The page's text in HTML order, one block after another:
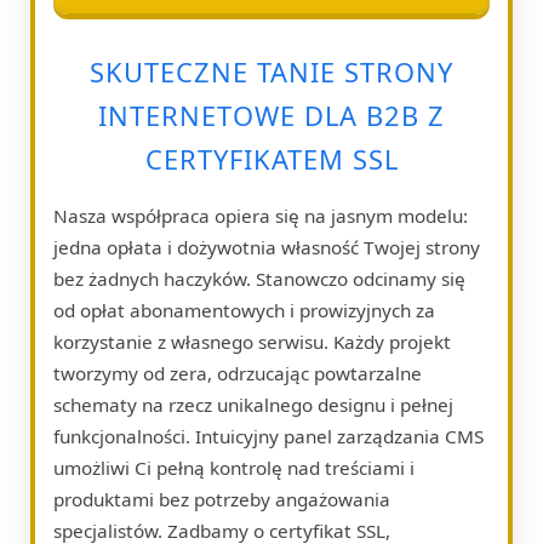
SKUTECZNE TANIE STRONY
INTERNETOWE DLA B2B Z
CERTYFIKATEM SSL
Nasza współpraca opiera się na jasnym modelu:
jedna opłata i dożywotnia własność Twojej strony
bez żadnych haczyków. Stanowczo odcinamy się
od opłat abonamentowych i prowizyjnych za
korzystanie z własnego serwisu. Każdy projekt
tworzymy od zera, odrzucając powtarzalne
schematy na rzecz unikalnego designu i pełnej
funkcjonalności. Intuicyjny panel zarządzania CMS
umożliwi Ci pełną kontrolę nad treściami i
produktami bez potrzeby angażowania
specjalistów. Zadbamy o certyfikat SSL,